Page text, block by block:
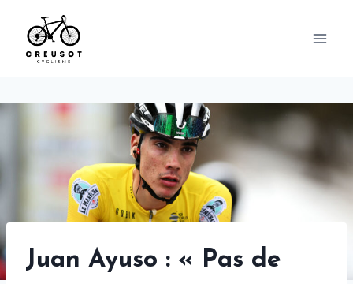
content
Juan Ayuso : « Pas de